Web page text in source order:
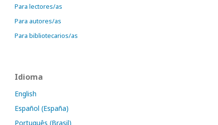
Para lectores/as
Para autores/as
Para bibliotecarios/as
Idioma
English
Español (España)
Português (Brasil)